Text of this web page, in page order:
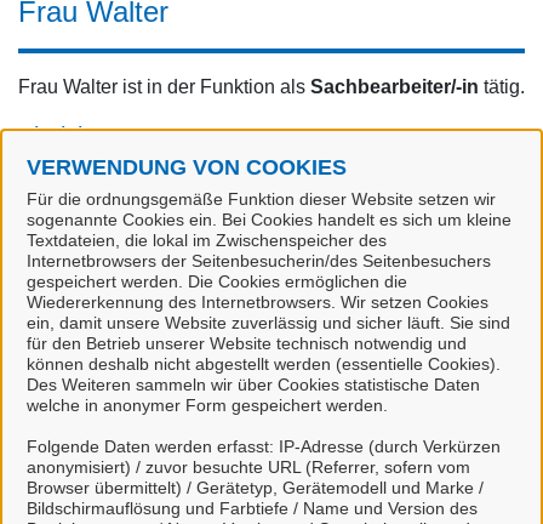
VERWENDUNG VON COOKIES
Für die ordnungsgemäße Funktion dieser Website setzen wir
sogenannte Cookies ein. Bei Cookies handelt es sich um kleine
Textdateien, die lokal im Zwischenspeicher des
Internetbrowsers der Seitenbesucherin/des Seitenbesuchers
gespeichert werden. Die Cookies ermöglichen die
Wiedererkennung des Internetbrowsers. Wir setzen Cookies
ein, damit unsere Website zuverlässig und sicher läuft. Sie sind
für den Betrieb unserer Website technisch notwendig und
können deshalb nicht abgestellt werden (essentielle Cookies).
Des Weiteren sammeln wir über Cookies statistische Daten
welche in anonymer Form gespeichert werden.
Folgende Daten werden erfasst: IP-Adresse (durch Verkürzen
anonymisiert) / zuvor besuchte URL (Referrer, sofern vom
Browser übermittelt) / Gerätetyp, Gerätemodell und Marke /
Bildschirmauflösung und Farbtiefe / Name und Version des
Frau Walter
Frau Walter ist in der Funktion als Sachbearbeiter/-in tätig.
Einrichtung
Stadt Celle
Neues Rathaus
Am Französischen Garten 1
29221 Celle
Kontakt
Tel.:05141 12-6615
Servicezeiten
Mo.08:00 -16:00Uhr